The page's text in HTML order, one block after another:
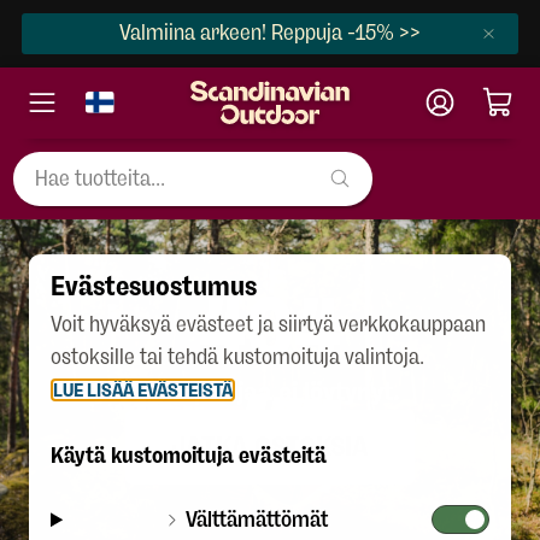
Valmiina arkeen! Reppuja -15% >>
404
Kampanjaa ei löytynyt.
JATKA OSTOKSIA
Evästesuostumus
Voit hyväksyä evästeet ja siirtyä verkkokauppaan
ostoksille tai tehdä kustomoituja valintoja.
LUE LISÄÄ EVÄSTEISTÄ
Käytä kustomoituja evästeitä
Välttämättömät